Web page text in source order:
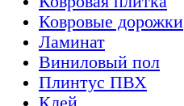
Ковровые дорожки
Ламинат
Виниловый пол
Плинтус ПВХ